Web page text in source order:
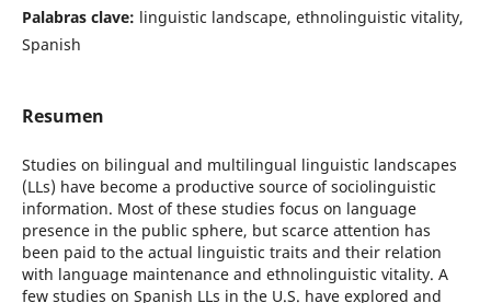
Palabras clave: linguistic landscape, ethnolinguistic vitality,
Spanish
Resumen
Studies on bilingual and multilingual linguistic landscapes
(LLs) have become a productive source of sociolinguistic
information. Most of these studies focus on language
presence in the public sphere, but scarce attention has
been paid to the actual linguistic traits and their relation
with language maintenance and ethnolinguistic vitality. A
few studies on Spanish LLs in the U.S. have explored and